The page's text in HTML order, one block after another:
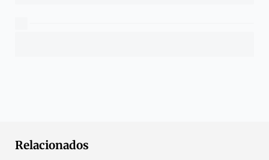
Relacionados